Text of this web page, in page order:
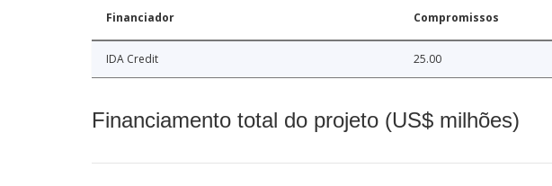
Financiador Compromissos
IDA Credit 25.00
Financiamento total do projeto (US$ milhões)